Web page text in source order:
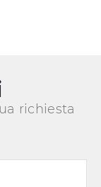
richiesta